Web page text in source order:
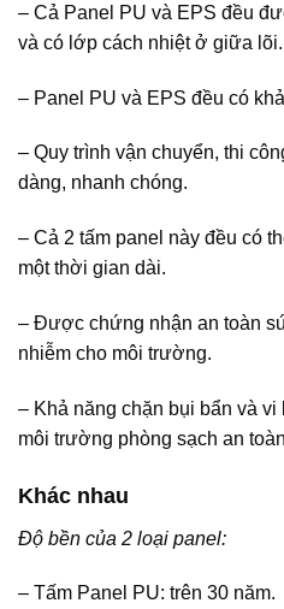
– Cả Panel PU và EPS đều
và có lớp cách nhiệt ở giữa lõi.
– Panel PU và EPS đều có
– Quy trình vận chuyển, thi
dàng, nhanh chóng.
– Cả 2 tấm panel này đều có
một thời gian dài.
– Được chứng nhận an toàn
nhiễm cho môi trường.
– Khả năng chặn bụi bẩn và vi
môi trường phòng sạch an
Khác nhau
Độ bền của 2 loại panel:
– Tấm Panel PU: trên 30 năm.